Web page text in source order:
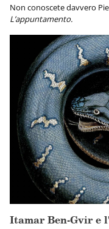
Non conoscete davvero
L’appuntamento.
Itamar Ben-Gvir e